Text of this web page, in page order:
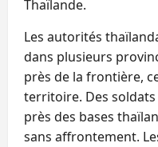
Thaïlande.
Les autorités
dans plusieurs
près de la frontière,
territoire. Des
près des bases
sans affrontement.